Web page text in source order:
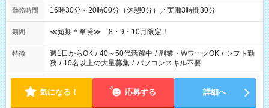
勤務時間 16時30分～20時00分（休憩0分）／実働3時間30分
期間 ≪短期＊単発≫ 8・9・10月限定！
特徴 週1日からOK / 40～50代活躍中 / 副業・WワークOK / シフト勤
務 / 10名以上の大量募集 / パソコンスキル不要
気になる！ 応募する 詳細へ